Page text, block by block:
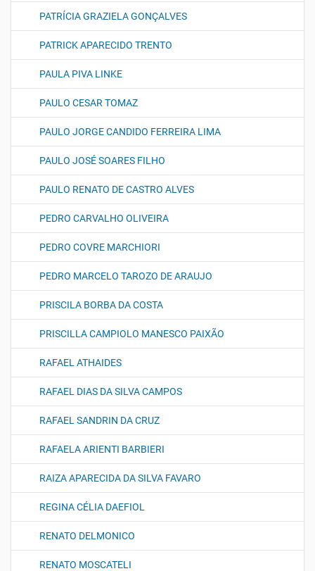
PATRÍCIA GRAZIELA GONÇALVES
PATRICK APARECIDO TRENTO
PAULA PIVA LINKE
PAULO CESAR TOMAZ
PAULO JORGE CANDIDO FERREIRA LIMA
PAULO JOSÉ SOARES FILHO
PAULO RENATO DE CASTRO ALVES
PEDRO CARVALHO OLIVEIRA
PEDRO COVRE MARCHIORI
PEDRO MARCELO TAROZO DE ARAUJO
PRISCILA BORBA DA COSTA
PRISCILLA CAMPIOLO MANESCO PAIXÃO
RAFAEL ATHAIDES
RAFAEL DIAS DA SILVA CAMPOS
RAFAEL SANDRIN DA CRUZ
RAFAELA ARIENTI BARBIERI
RAIZA APARECIDA DA SILVA FAVARO
REGINA CÉLIA DAEFIOL
RENATO DELMONICO
RENATO MOSCATELI